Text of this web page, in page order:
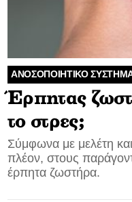
ΑΝΟΣΟΠΟΙΗΤΙΚΟ
Έρπητας
το στρες;
Σύμφωνα με μελέτη
πλέον, στους
έρπητα ζωστήρα.